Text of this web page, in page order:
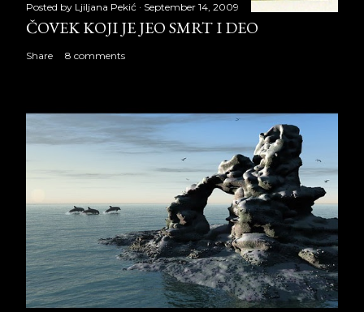
Posted by Ljiljana Pekić September 14, 2009
ČOVEK KOJI JE JEO SMRT I DEO
Share 8 comments